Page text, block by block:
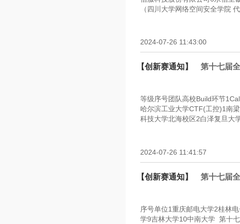
（四川大学网络空间安全学院
2024-07-26 11:43:00
【创新赛通知】 第十七届
等级序号团队高校Build环节
哈尔滨工业大学CTF(工控)1南
科技大学北海校区2白泽复旦大
2024-07-26 11:41:57
【创新赛通知】 第十七届
序号单位1重庆邮电大学2桂林
学9吉林大学10中南大学 第十